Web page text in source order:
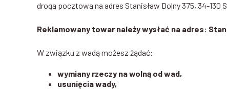
drogą pocztową na adres Stanisław Dolny 375, 34-130
Reklamowany towar należy wysłać na adres:
W związku z wadą możesz żądać:
wymiany rzeczy na wolną od wad,
usunięcia wady,